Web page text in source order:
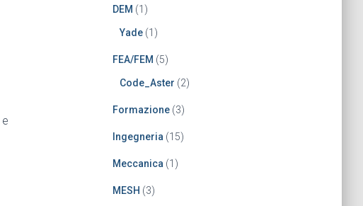
e
DEM (1)
Yade(1)
FEA/FEM (5)
Code_Aster (2)
Formazione(3)
Ingegneria (15)
Meccanica (1)
MESH (3)